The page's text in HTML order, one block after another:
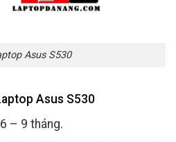
Asus S530
Asus S530
– 9 tháng.